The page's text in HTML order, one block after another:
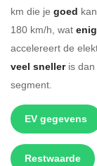
km die je goed
180 km/h, wat
accelereert de
veel snelleris dan
segment.
EV gegevens
Restwaarde